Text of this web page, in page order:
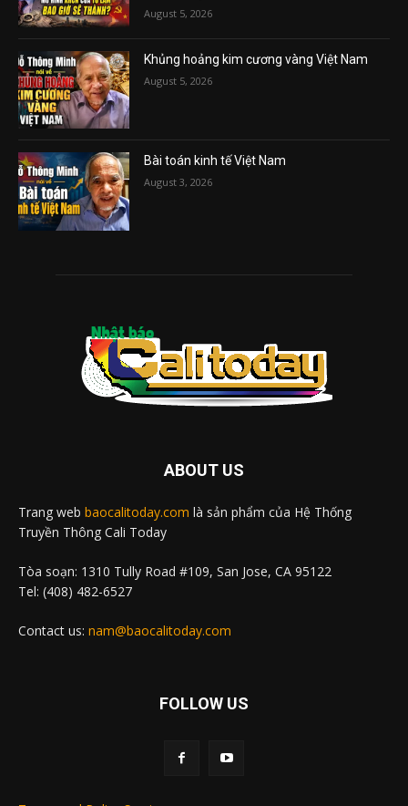
August 5, 2026
Khủng hoảng kim cương vàng Việt Nam
August 5, 2026
Bài toán kinh tế Việt Nam
August 3, 2026
ABOUT US
Trang web baocalitoday.com là sản phẩm của Hệ Thống
Truyền Thông Cali Today
Tòa soạn: 1310 Tully Road #109, San Jose, CA 95122
Tel: (408) 482-6527
Contact us: nam@baocalitoday.com
FOLLOW US